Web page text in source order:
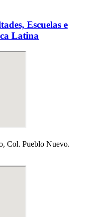
Escuelas e
Latina
Col. Pueblo Nuevo.